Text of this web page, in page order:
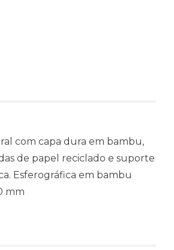
com capa dura em bambu,
de papel reciclado e suporte
Esferográfica em bambu
mm